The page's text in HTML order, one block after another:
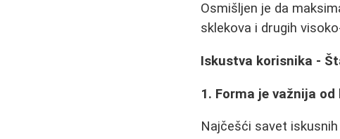
Osmišljen je da
sklekova i drugih
Iskustva korisnika -
1. Forma je važnija od
Najčešći savet